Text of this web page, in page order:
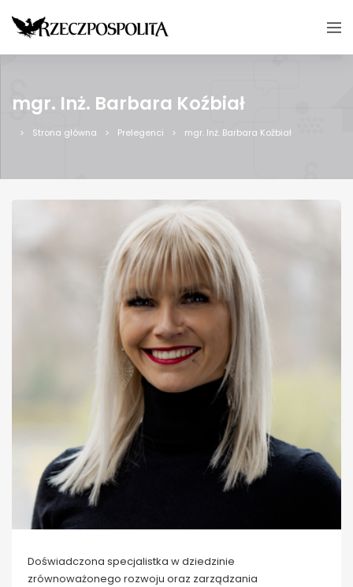
mgr. Inż. Barbara Koźbiał
Strona główna Prelegenci mgr. Inż. Barbara Koźbiał
Doświadczona specjalistka w dziedzinie
zrównoważonego rozwoju oraz zarządzania